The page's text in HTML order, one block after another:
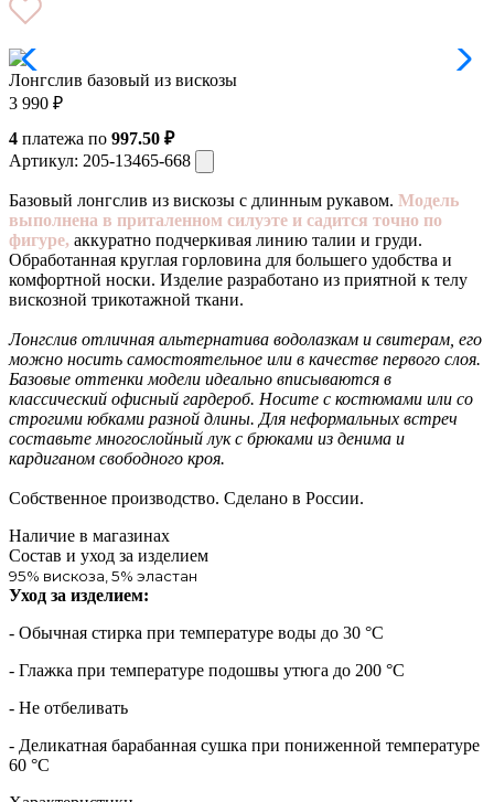
Лонгслив базовый из вискозы
3 990 ₽
4 платежа по 997.50 ₽
Артикул: 205-13465-668
Базовый лонгслив из вискозы с длинным рукавом. Модель
выполнена в приталенном силуэте и садится точно по
фигуре, аккуратно подчеркивая линию талии и груди.
Обработанная круглая горловина для большего удобства и
комфортной носки. Изделие разработано из приятной к телу
вискозной трикотажной ткани.
Лонгслив отличная альтернатива водолазкам и свитерам, его
можно носить самостоятельное или в качестве первого слоя.
Базовые оттенки модели идеально вписываются в
классический офисный гардероб. Носите с костюмами или со
строгими юбками разной длины. Для неформальных встреч
составьте многослойный лук с брюками из денима и
кардиганом свободного кроя.
Собственное производство. Сделано в России.
Наличие в магазинах
Состав и уход за изделием
95% вискоза, 5% эластан
Уход за изделием:
- Обычная стирка при температуре воды до 30 °C
- Глажка при температуре подошвы утюга до 200 °C
- Не отбеливать
- Деликатная барабанная сушка при пониженной температуре
60 °C